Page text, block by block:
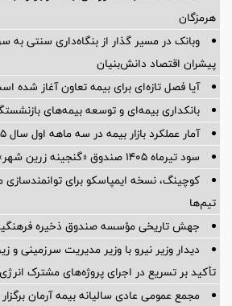
هرمزگان
وبانک در مسیر گذار از بنگاه‌داری سنتی به
پیشران اقتصاد دانش‌بنیان
آیا فصل تازه‌ای برای بیمه تعاون آغاز شده
بانکداری بیمه‌ای و توسعه بیمه‌های
آمار عملكرد بازار بیمه در سه ماهه اول سال 1405 منتشر شد
سود تیرماه ۱۴۰۵ صندوق «گنجینه زرین شهر» واریز شد
کوچینگ، نسخه ایمپاسکو برای توانمندسازی
تیم‌ها
جهش تاریخی مؤسسه صندوق ذخیره
دیدار وزیر نیرو با وزیر مدیریت سرزمینی
تأکید بر تسریع در اجرای پروژه‌های مشترک
مجمع عمومی عادی سالیانه بیمه آرمان